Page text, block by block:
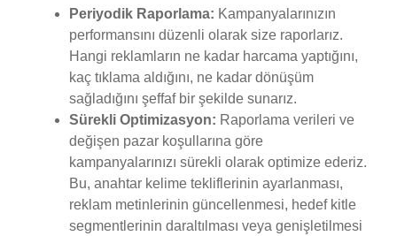
Periyodik Raporlama: Kampanyalarınızın
performansını düzenli olarak size raporlarız.
Hangi reklamların ne kadar harcama yaptığını,
kaç tıklama aldığını, ne kadar dönüşüm
sağladığını şeffaf bir şekilde sunarız.
Sürekli Optimizasyon: Raporlama verileri ve
değişen pazar koşullarına göre
kampanyalarınızı sürekli olarak optimize ederiz.
Bu, anahtar kelime tekliflerinin ayarlanması,
reklam metinlerinin güncellenmesi, hedef kitle
segmentlerinin daraltılması veya genişletilmesi